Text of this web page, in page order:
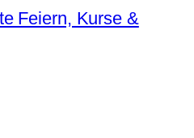
Feiern, Kurse &